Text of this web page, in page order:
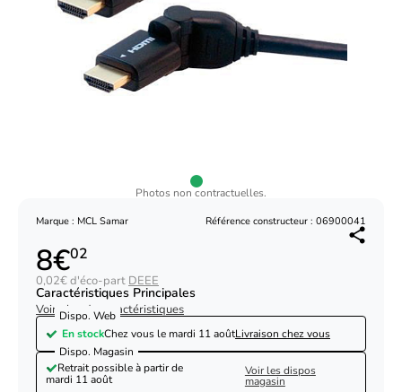
Photos non contractuelles.
Marque : MCL Samar Référence constructeur : 06900041
8€02
0,02€ d'éco-part DEEE
Caractéristiques Principales
Voir plus de caractéristiques
Dispo. Web
En stockChez vous le mardi 11 aoûtLivraison chez vous
Dispo. Magasin
Retrait possible à partir de
mardi 11 août
Voir les dispos
magasin